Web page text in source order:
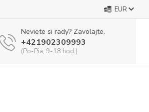
EUR
Neviete si rady? Zavolajte.
+421902309993
(Po-Pia, 9-18 hod.)